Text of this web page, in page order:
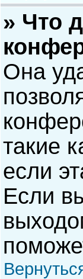
» Что
Она
такие
если
Если